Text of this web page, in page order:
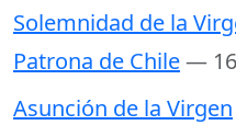
Solemnidad de la
Patrona de Chile—
Asunción de la Virgen